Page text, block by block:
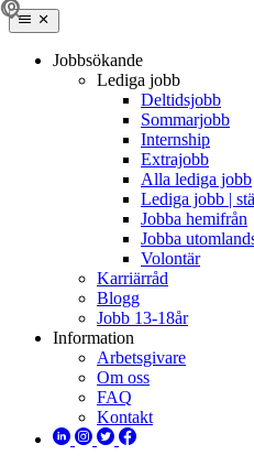
Jobbsökande
Lediga jobb
Deltidsjobb
Sommarjobb
Internship
Extrajobb
Alla lediga jobb
Lediga jobb |
Jobba hemifrån
Jobba
Volontär
Karriärråd
Blogg
Jobb 13-18år
Information
Arbetsgivare
Om oss
FAQ
Kontakt